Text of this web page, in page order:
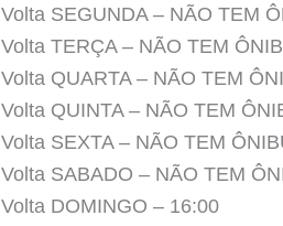
Volta SEGUNDA – NÃO TEM
Volta TERÇA – NÃO TEM
Volta QUARTA – NÃO TEM
Volta QUINTA – NÃO TEM
Volta SEXTA – NÃO TEM
Volta SABADO – NÃO TEM
Volta DOMINGO – 16:00